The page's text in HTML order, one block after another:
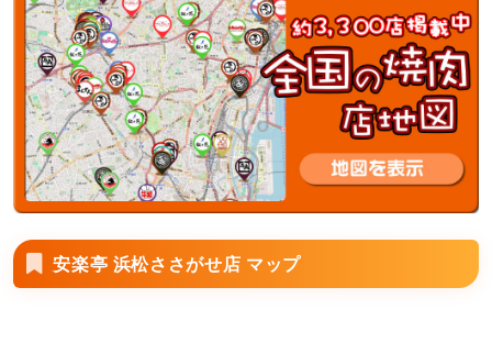
安楽亭 浜松ささがせ店 マップ